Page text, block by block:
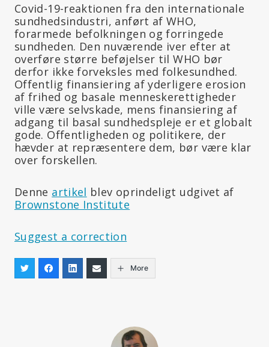
Covid-19-reaktionen fra den internationale
sundhedsindustri, anført af WHO,
forarmede befolkningen og forringede
sundheden. Den nuværende iver efter at
overføre større beføjelser til WHO bør
derfor ikke forveksles med folkesundhed.
Offentlig finansiering af yderligere erosion
af frihed og basale menneskerettigheder
ville være selvskade, mens finansiering af
adgang til basal sundhedspleje er et globalt
gode. Offentligheden og politikere, der
hævder at repræsentere dem, bør være klar
over forskellen.
Denne artikel blev oprindeligt udgivet af
Brownstone Institute
Suggest a correction
More